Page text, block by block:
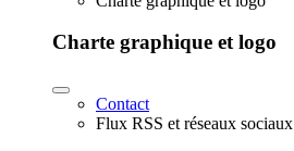
Charte graphique et logo
Contact
Flux RSS et réseaux sociaux